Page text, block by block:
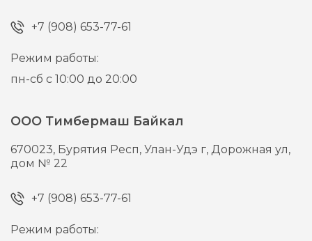
+7 (908) 653-77-61
Режим работы:
пн-сб с 10:00 до 20:00
ООО Тимбермаш Байкал
670023, Бурятия Респ, Улан-Удэ г,Дорожная ул,
дом № 22
+7 (908) 653-77-61
Режим работы: